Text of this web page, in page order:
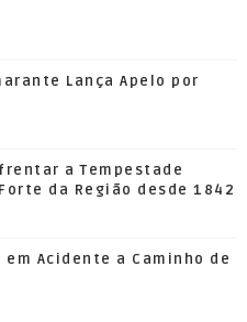
Lança Apelo por
a Tempestade
da Região desde 1842
em Acidente a Caminho de